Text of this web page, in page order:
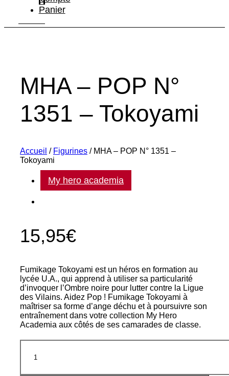
Panier
MHA – POP N°
1351 – Tokoyami
Accueil / Figurines / MHA – POP N° 1351 –
Tokoyami
My hero academia
15,95€
Fumikage Tokoyami est un héros en formation au
lycée U.A., qui apprend à utiliser sa particularité
d’invoquer l’Ombre noire pour lutter contre la Ligue
des Vilains. Aidez Pop ! Fumikage Tokoyami à
maîtriser sa forme d’ange déchu et à poursuivre son
entraînement dans votre collection My Hero
Academia aux côtés de ses camarades de classe.
quantité
MHA